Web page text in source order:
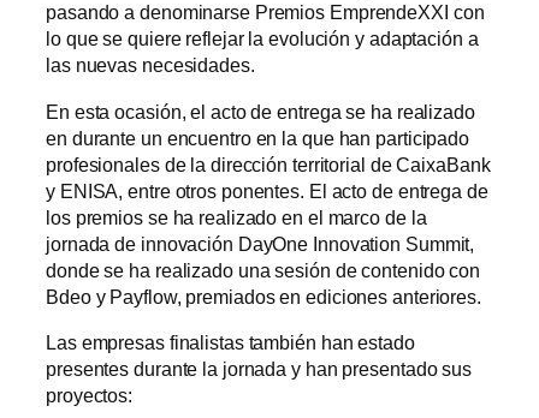
pasando a denominarse Premios EmprendeXXI con
lo que se quiere reflejar la evolución y adaptación a
las nuevas necesidades.
En esta ocasión, el acto de entrega se ha realizado
en durante un encuentro en la que han participado
profesionales de la dirección territorial de CaixaBank
y ENISA, entre otros ponentes. El acto de entrega de
los premios se ha realizado en el marco de la
jornada de innovación DayOne Innovation Summit,
donde se ha realizado una sesión de contenido con
Bdeo y Payflow, premiados en ediciones anteriores.
Las empresas finalistas también han estado
presentes durante la jornada y han presentado sus
proyectos: